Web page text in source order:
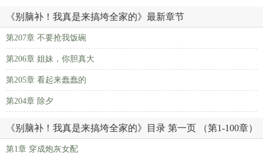
《别脑补！我真是来搞垮全家的》最新章节
第207章 不要抢我饭碗
第206章 姐妹，你胆真大
第205章 看起来蠢蠢的
第204章 除夕
《别脑补！我真是来搞垮全家的》目录 第一页 （第1-100章）
第1章 穿成炮灰女配